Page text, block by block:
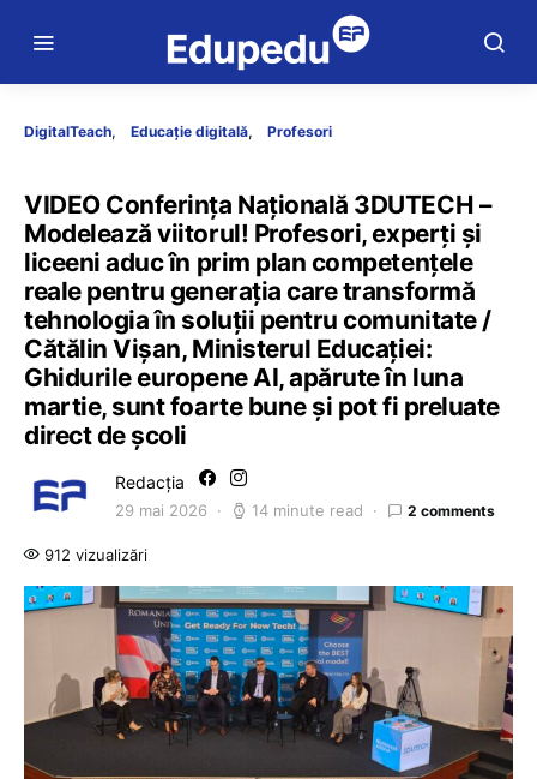
DigitalTeach Educație digitală Profesori
VIDEO Conferința Națională 3DUTECH –
Modelează viitorul! Profesori, experți și
liceeni aduc în prim plan competențele
reale pentru generația care transformă
tehnologia în soluții pentru comunitate /
Cătălin Vișan, Ministerul Educației:
Ghidurile europene AI, apărute în luna
martie, sunt foarte bune și pot fi preluate
direct de școli
Redacția
29 mai 2026 14 minute read 2 comments
912 vizualizări